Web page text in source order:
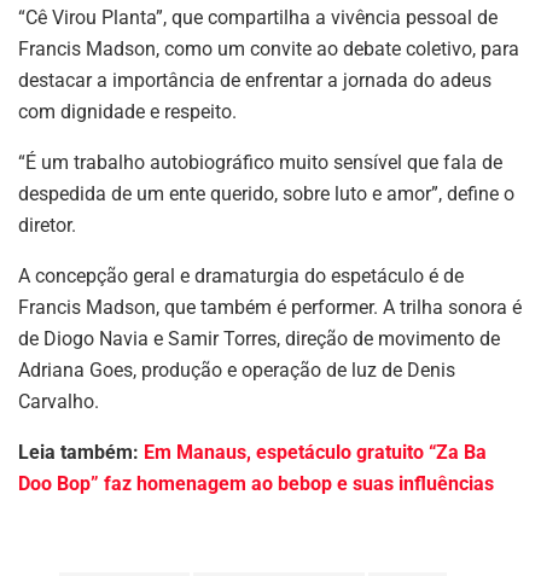
“Cê Virou Planta”, que compartilha a vivência pessoal de
Francis Madson, como um convite ao debate coletivo, para
destacar a importância de enfrentar a jornada do adeus
com dignidade e respeito.
“É um trabalho autobiográfico muito sensível que fala de
despedida de um ente querido, sobre luto e amor”, define o
diretor.
A concepção geral e dramaturgia do espetáculo é de
Francis Madson, que também é performer. A trilha sonora é
de Diogo Navia e Samir Torres, direção de movimento de
Adriana Goes, produção e operação de luz de Denis
Carvalho.
Leia também: Em Manaus, espetáculo gratuito “Za Ba
Doo Bop” faz homenagem ao bebop e suas influências